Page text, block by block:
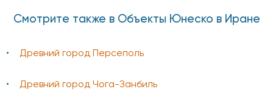
Смотрите также в Объекты Юнеско в Иране
Древний город Персеполь
Древний город Чога-Занбиль